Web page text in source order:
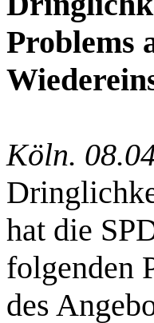
Problems
Köln.
hat die
folgenden
des